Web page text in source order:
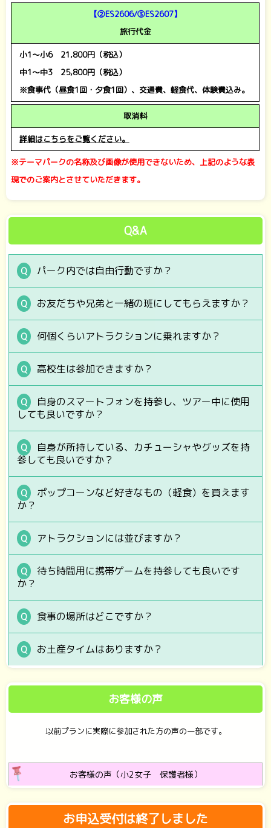
【②ES2606/➂ES2607】
旅行代金
小1～小6 21,800円（税込）
中1～中3 25,800円（税込）
※食事代（昼食1回・夕食1回）、交通費、軽食代、体験費込み。
取消料
詳細はこちらをご覧ください。
※テーマパークの名称及び画像が使用できないため、上記のような表
現でのご案内とさせていただきます。
Q&A
パーク内では自由行動ですか？
お友だちや兄弟と一緒の班にしてもらえますか？
何個くらいアトラクションに乗れますか？
高校生は参加できますか？
自身のスマートフォンを持参し、ツアー中に使用
しても良いですか？
自身が所持している、カチューシャやグッズを持
参しても良いですか？
ポップコーンなど好きなもの（軽食）を買えます
か？
アトラクションには並びますか？
待ち時間用に携帯ゲームを持参しても良いです
か？
食事の場所はどこですか？
お土産タイムはありますか？
お客様の声
以前プランに実際に参加された方の声の一部です。
お客様の声（小2女子 保護者様）
お申込受付は終了しました